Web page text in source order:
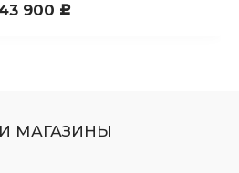
900 c
МАГАЗИНЫ